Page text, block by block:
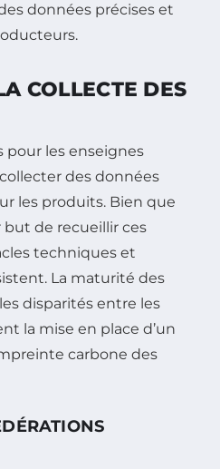
données précises et
COLLECTE DES
pour les enseignes
des données
les produits. Bien que
but de recueillir ces
techniques et
La maturité des
disparités entre les
la mise en place d’un
carbone des